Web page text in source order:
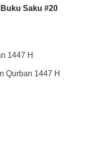
Saku #20
Qurban 1447 H